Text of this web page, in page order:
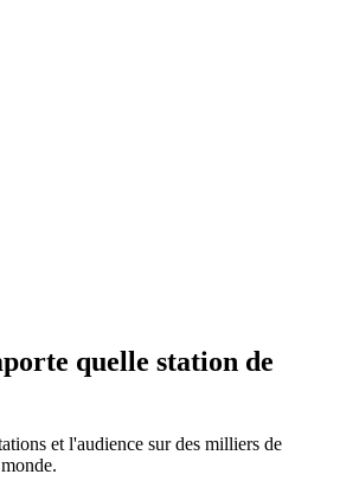
quelle station de
et l'audience sur des milliers de